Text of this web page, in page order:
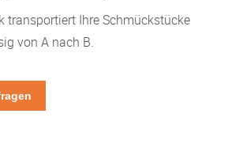
transportiert Ihre Schmückstücke
von A nach B.